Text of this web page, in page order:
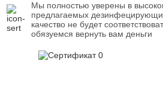
Мы полностью уверены в
предлагаемых
качество не будет
обязуемся вернуть вам деньги